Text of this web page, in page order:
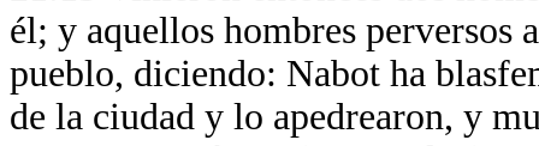
él; y aquellos hombres perversos
pueblo, diciendo: Nabot ha
de la ciudad y lo apedrearon, y